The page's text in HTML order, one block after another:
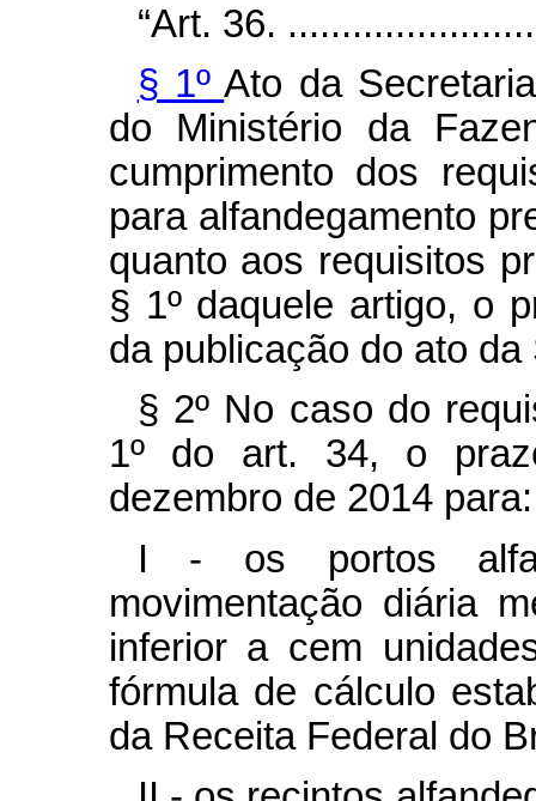
“Art. 36.
§ 1ºAto da
do Ministério da
cumprimento dos
para alfandegamento
quanto aos requisitos
§ 1º daquele artigo, o
da publicação do ato da
§ 2º No caso do
1º do art. 34, o
dezembro de 2014 para:
I - os portos
movimentação diária
inferior a cem
fórmula de cálculo
da Receita Federal do